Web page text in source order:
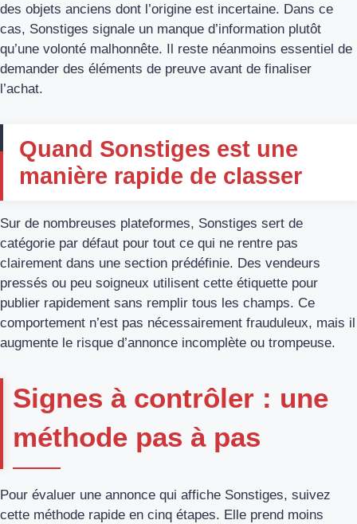
des objets anciens dont l’origine est incertaine. Dans ce
cas, Sonstiges signale un manque d’information plutôt
qu’une volonté malhonnête. Il reste néanmoins essentiel de
demander des éléments de preuve avant de finaliser
l’achat.
Quand Sonstiges est une
manière rapide de classer
Sur de nombreuses plateformes, Sonstiges sert de
catégorie par défaut pour tout ce qui ne rentre pas
clairement dans une section prédéfinie. Des vendeurs
pressés ou peu soigneux utilisent cette étiquette pour
publier rapidement sans remplir tous les champs. Ce
comportement n’est pas nécessairement frauduleux, mais il
augmente le risque d’annonce incomplète ou trompeuse.
Signes à contrôler : une
méthode pas à pas
Pour évaluer une annonce qui affiche Sonstiges, suivez
cette méthode rapide en cinq étapes. Elle prend moins